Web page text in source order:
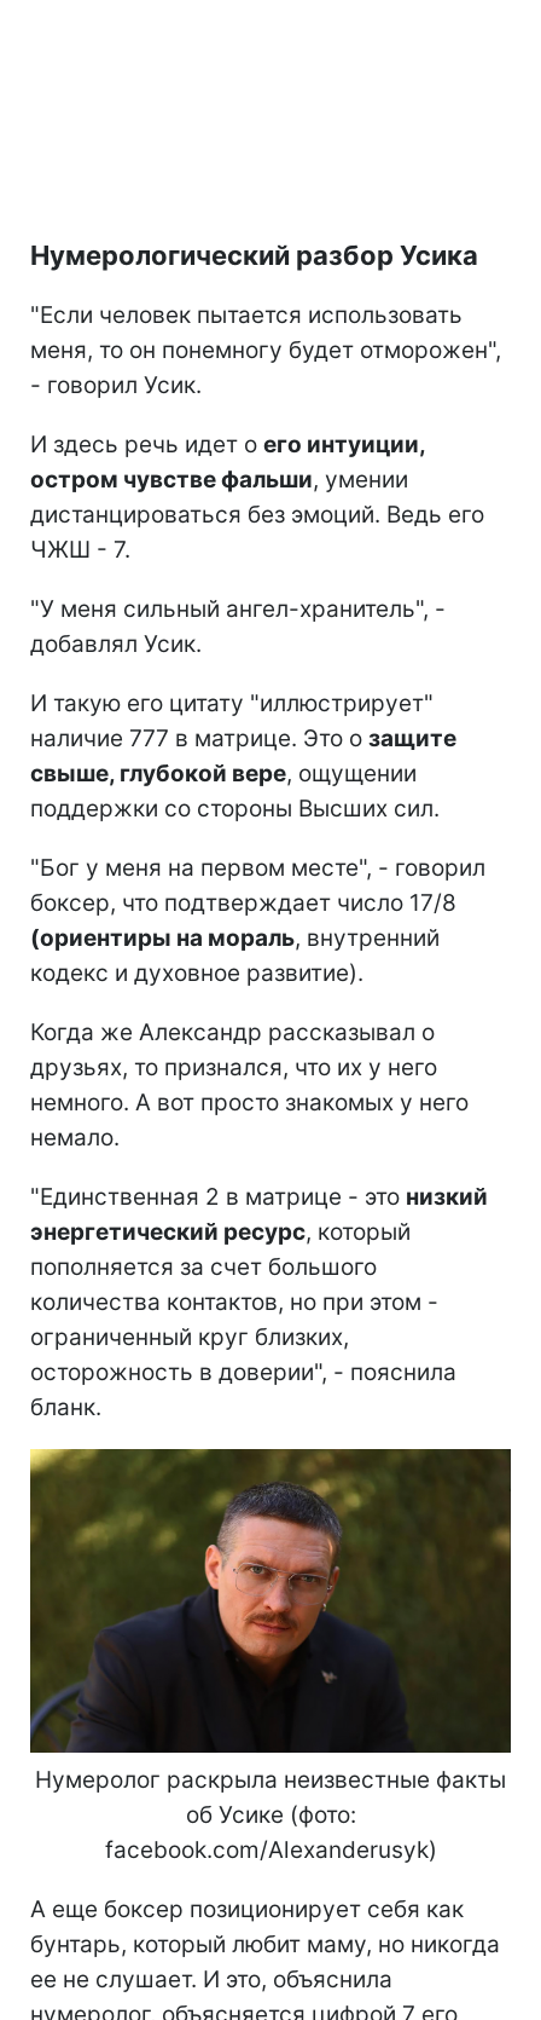
Нумерологический разбор Усика
"Если человек пытается использовать
меня, то он понемногу будет отморожен",
- говорил Усик.
И здесь речь идет о его интуиции,
остром чувстве фальши, умении
дистанцироваться без эмоций. Ведь его
ЧЖШ - 7.
"У меня сильный ангел-хранитель", -
добавлял Усик.
И такую его цитату "иллюстрирует"
наличие 777 в матрице. Это о защите
свыше, глубокой вере, ощущении
поддержки со стороны Высших сил.
"Бог у меня на первом месте", - говорил
боксер, что подтверждает число 17/8
(ориентиры на мораль, внутренний
кодекс и духовное развитие).
Когда же Александр рассказывал о
друзьях, то признался, что их у него
немного. А вот просто знакомых у него
немало.
"Единственная 2 в матрице - это низкий
энергетический ресурс, который
пополняется за счет большого
количества контактов, но при этом -
ограниченный круг близких,
осторожность в доверии", - пояснила
бланк.
Нумеролог раскрыла неизвестные факты
об Усике (фото:
facebook.com/Alexanderusyk)
А еще боксер позиционирует себя как
бунтарь, который любит маму, но никогда
ее не слушает. И это, объяснила